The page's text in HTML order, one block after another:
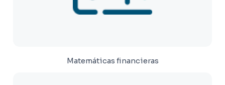
Matemáticas financieras